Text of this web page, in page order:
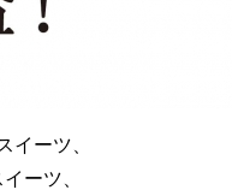
イーツ、
ーツ、